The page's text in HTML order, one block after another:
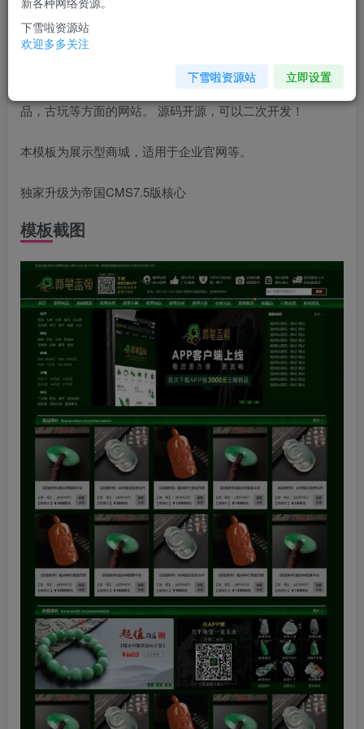
模板介绍
本套源码带非常完美的筛选功能，非常适合做奢侈品，收藏
品，古玩等方面的网站。 源码开源，可以二次开发！
本模板为展示型商城，适用于企业官网等。
独家升级为帝国CMS7.5版核心
模板截图
下雪啦资源站
欢迎多多关注
下雪啦资源站 立即设置